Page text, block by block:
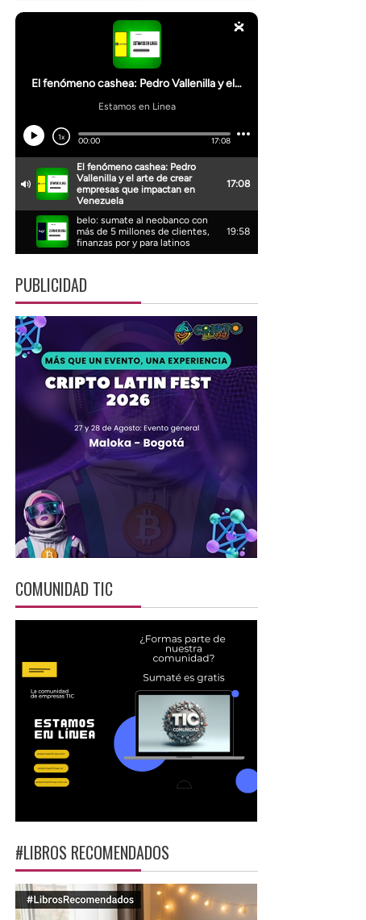
PUBLICIDAD
COMUNIDAD TIC
#LIBROS RECOMENDADOS